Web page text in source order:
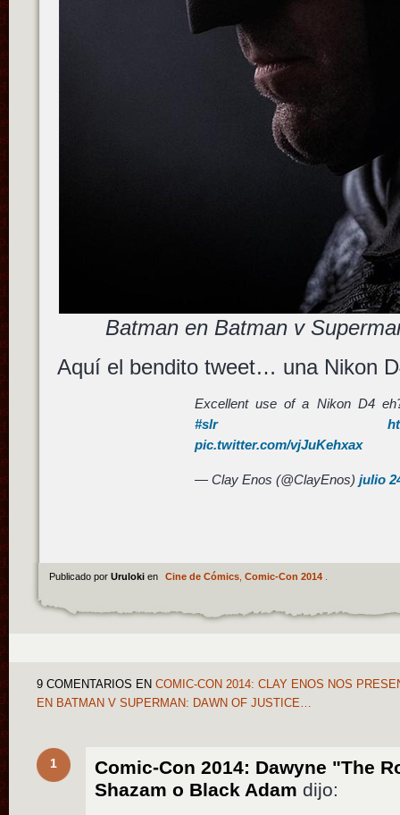
Batman en Batman v
Aquí el bendito tweet… una Nikon
Excellent use of a Nikon D4
#slr
pic.twitter.com/vjJuKehxax
— Clay Enos (@ClayEnos)julio
Publicado por Uruloki en Cine de Cómics, Comic-Con 2014.
9 COMENTARIOS EN COMIC-CON 2014: CLAY ENOS NOS
EN BATMAN V SUPERMAN: DAWN OF JUSTICE…
1
Comic-Con 2014: Dawyne "The
Shazam o Black Adam dijo: